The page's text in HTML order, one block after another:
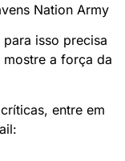
Nation Army
isso precisa
a força da
entre em